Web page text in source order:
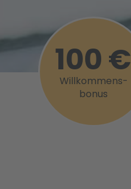
100 €
Willkommens-
bonus